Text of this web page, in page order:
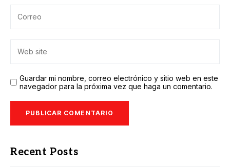
Guardar mi nombre, correo electrónico y sitio web en este
navegador para la próxima vez que haga un comentario.
Recent Posts